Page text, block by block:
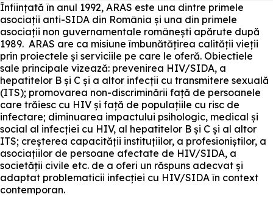
Înființată în anul 1992, ARAS este una dintre primele
asociații anti-SIDA din România și una din primele
asociații non guvernamentale românești apărute după
1989. ARAS are ca misiune îmbunătățirea calității vieții
prin proiectele și serviciile pe care le oferă. Obiectiele
sale principale vizează: prevenirea HIV/SIDA, a
hepatitelor B și C și a altor infecții cu transmitere sexuală
(ITS); promovarea non-discriminării față de persoanele
care trăiesc cu HIV și față de populațiile cu risc de
infectare; diminuarea impactului psihologic, medical și
social al infecției cu HIV, al hepatitelor B și C și al altor
ITS; creșterea capacității instituțiilor, a profesioniștilor, a
asociațiilor de persoane afectate de HIV/SIDA, a
societății civile etc. de a oferi un răspuns adecvat și
adaptat problematicii infecției cu HIV/SIDA în context
contemporan.